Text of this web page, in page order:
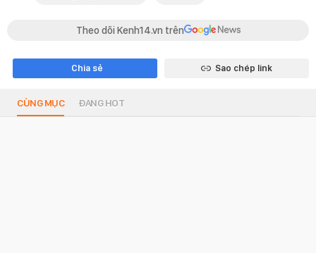
Theo dõi Kenh14.vn trên
Chia sẻ Sao chép link
CÙNG MỤC ĐANG HOT